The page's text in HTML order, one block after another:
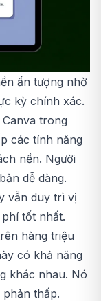
ấn tượng nhờ
kỳ chính xác.
trong
các tính năng
nền. Người
dễ dàng.
vẫn duy trì vị
tốt nhất.
hàng triệu
có khả năng
khác nhau. Nó
thấp.